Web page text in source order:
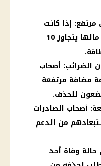
إذا كانت
الأسرة تمتلك شركة ورأس مالها يتجاوز 10
الضرائب: أصحاب
مضافة مرتفعة
للحذف.
أصحاب الصادرات
من الدعم
وفاة أحد